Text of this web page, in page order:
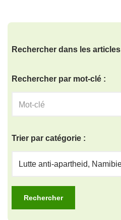
Rechercher dans les articles
Rechercher par mot-clé :
Trier par catégorie :